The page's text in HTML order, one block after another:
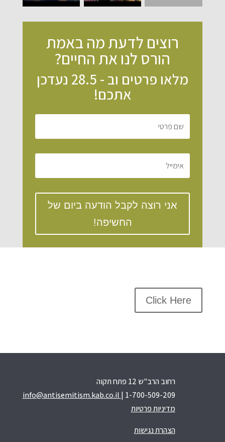
רוצים לדעת מה באמת
הורס לנו את החיים?
מלאו פרטים וב - 28.5 נעדכן
אתכם!
אני רוצה לקבל הודעה ביום של
החשיפה!
Click Here
רחוב הרב"ש 12 פתח תקוה
info@antisemitism.kab.co.il | 1-700-509-209
מדיניות פרטיות
הצהרת נגישות